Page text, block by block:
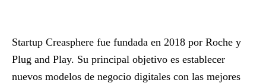
Startup Creasphere fue fundada en 2018 por Roche y
Plug and Play. Su principal objetivo es establecer
nuevos modelos de negocio digitales con las mejores